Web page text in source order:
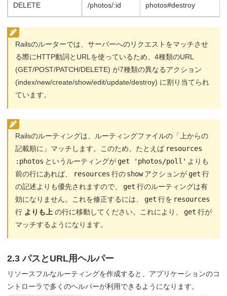
/photos/:id photos#destroy
DELETE
Railsのルーターでは、サーバーへのリクエストをマッチさせ
る際にHTTP動詞とURLを使っているため、4種類のURL
(GET/POST/PATCH/DELETE) が7種類の異なるアクション
(index/new/create/show/edit/update/destroy) に割り当てられ
ています。
Railsのルーティングは、ルーティングファイルの「上からの
記載順に」マッチします。このため、たとえば resources
:photos というルーティングが get 'photos/poll' よりも
前の行にあれば、
resources 行の show アクションが get 行
の記述よりも優先されますので、
get 行のルーティングは有
効になりません。これを修正するには、
get 行を resources
行 よりも上 の行に移動してください。これにより、 get 行が
マッチするようになります。
2.3 パスとURL用ヘルパー
リソースフルなルーティングを作成すると、アプリケーションのコ
ントローラで多くのヘルパーが利用できるようになります。